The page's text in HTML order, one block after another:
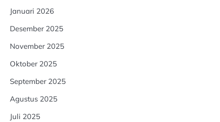
Januari 2026
Desember 2025
November 2025
Oktober 2025
September 2025
Agustus 2025
Juli 2025